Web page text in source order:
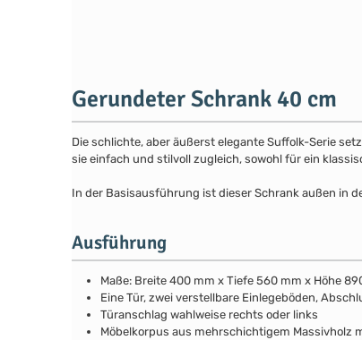
Gerundeter Schrank 40 cm
Die schlichte, aber äußerst elegante Suffolk-Serie
sie einfach und stilvoll zugleich, sowohl für ein
In der Basisausführung ist dieser Schrank außen in
Ausführung
Maße: Breite 400 mm x Tiefe 560 mm x Höhe
Eine Tür, zwei verstellbare Einlegeböden,
Türanschlag wahlweise rechts oder links
Möbelkorpus aus mehrschichtigem